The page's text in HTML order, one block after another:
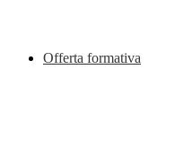
Offerta formativa